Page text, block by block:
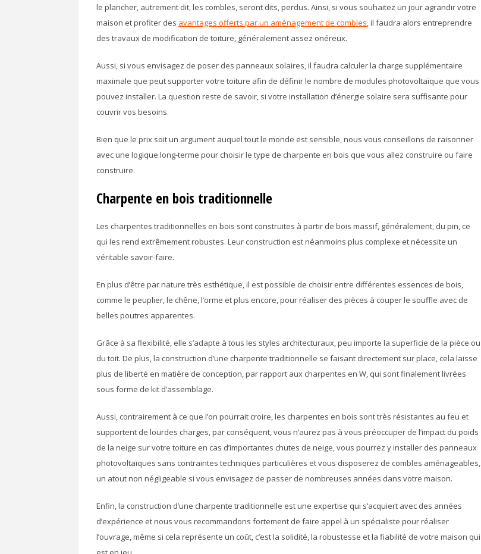
le plancher, autrement dit, les combles, seront dits, perdus. Ainsi, si vous souhaitez un jour agrandir votre
maison et profiter des avantages offerts par un aménagement de combles, il faudra alors entreprendre
des travaux de modification de toiture, généralement assez onéreux.
Aussi, si vous envisagez de poser des panneaux solaires, il faudra calculer la charge supplémentaire
maximale que peut supporter votre toiture afin de définir le nombre de modules photovoltaïque que vous
pouvez installer. La question reste de savoir, si votre installation d’énergie solaire sera suffisante pour
couvrir vos besoins.
Bien que le prix soit un argument auquel tout le monde est sensible, nous vous conseillons de raisonner
avec une logique long-terme pour choisir le type de charpente en bois que vous allez construire ou faire
construire.
Charpente en bois traditionnelle
Les charpentes traditionnelles en bois sont construites à partir de bois massif, généralement, du pin, ce
qui les rend extrêmement robustes. Leur construction est néanmoins plus complexe et nécessite un
véritable savoir-faire.
En plus d’être par nature très esthétique, il est possible de choisir entre différentes essences de bois,
comme le peuplier, le chêne, l’orme et plus encore, pour réaliser des pièces à couper le souffle avec de
belles poutres apparentes.
Grâce à sa flexibilité, elle s’adapte à tous les styles architecturaux, peu importe la superficie de la pièce ou
du toit. De plus, la construction d’une charpente traditionnelle se faisant directement sur place, cela laisse
plus de liberté en matière de conception, par rapport aux charpentes en W, qui sont finalement livrées
sous forme de kit d’assemblage.
Aussi, contrairement à ce que l’on pourrait croire, les charpentes en bois sont très résistantes au feu et
supportent de lourdes charges, par conséquent, vous n’aurez pas à vous préoccuper de l’impact du poids
de la neige sur votre toiture en cas d’importantes chutes de neige, vous pourrez y installer des panneaux
photovoltaïques sans contraintes techniques particulières et vous disposerez de combles aménageables,
un atout non négligeable si vous envisagez de passer de nombreuses années dans votre maison.
Enfin, la construction d’une charpente traditionnelle est une expertise qui s’acquiert avec des années
d’expérience et nous vous recommandons fortement de faire appel à un spécialiste pour réaliser
l’ouvrage, même si cela représente un coût, c’est la solidité, la robustesse et la fiabilité de votre maison qui